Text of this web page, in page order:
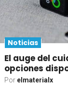
Noticias
El auge del
opciones
Por elmaterialx